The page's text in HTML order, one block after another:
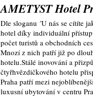
AMETYST Hotel
Dle sloganu ´U nás se cítíte
hotel díky individuální
počet turistů a obchodních
Mnozí z nich patří již po
hotelu.Stálé inovování a
čtyřhvězdičkového hotelu
Praha patří mezi
luxusní ubytování v centru